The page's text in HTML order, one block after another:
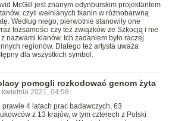
McGill jest znanym edynburskim projektantem
czyli wełnianych tkanin w różnobarwną
Według niego, pierwotnie stanowiły one
tożsamości czy też związków ze Szkocją i nie
nazwami klanów. Ich zadaniem było raczej
regionów. Dlatego też artysta uważa
dla wszystkich symbol.
pomogli rozkodować genom żyta
kwietnia 2021, 04:58
prawie 4 latach prac badawczych, 63
z 13 krajów, w tym czterech z Polski